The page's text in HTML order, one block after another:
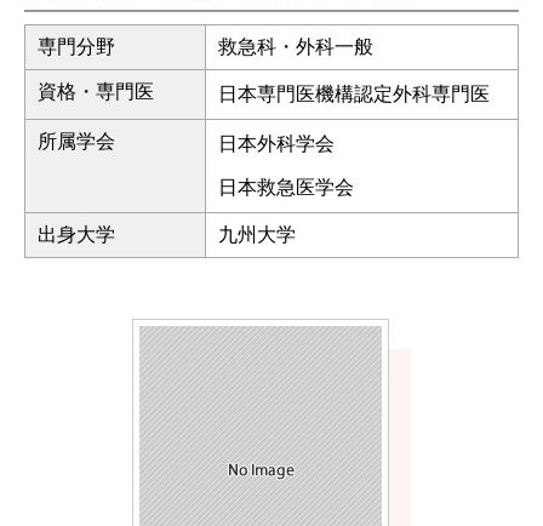
専門分野 救急科・外科一般
資格・専門医 日本専門医機構認定外科専門医
所属学会 日本外科学会
日本救急医学会
出身大学 九州大学